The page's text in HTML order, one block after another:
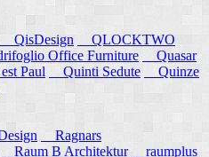
QisDesign
QLOCKTWO
Office Furniture
Quasar
Paul Quinti Sedute
Quinze
Ragnars
Raum B Architektur raumplus